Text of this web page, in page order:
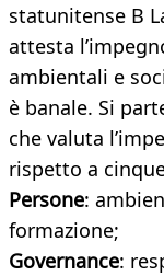
statunitense B
attesta
ambientali e
è banale. Si
che valuta
rispetto a
Persone:
formazione;
Governance: